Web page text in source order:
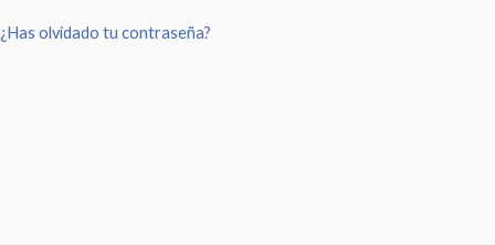
¿Has olvidado tu contraseña?